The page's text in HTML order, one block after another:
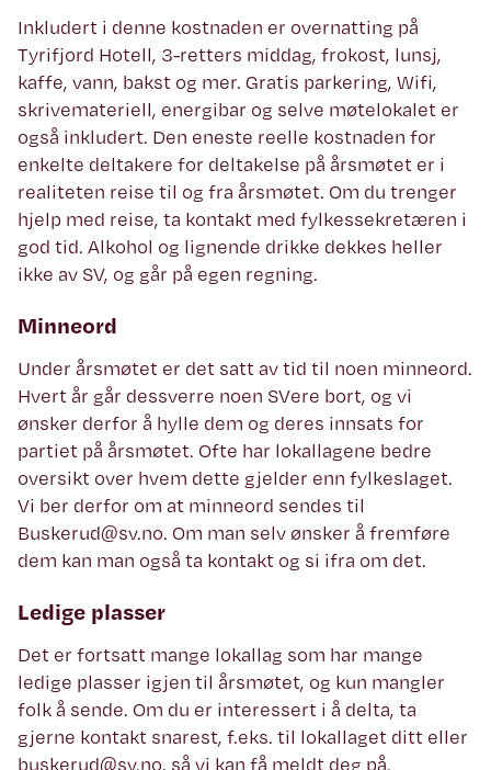
Inkludert i denne kostnaden er overnatting på
Tyrifjord Hotell, 3-retters middag, frokost, lunsj,
kaffe, vann, bakst og mer. Gratis parkering, Wifi,
skrivemateriell, energibar og selve møtelokalet er
også inkludert. Den eneste reelle kostnaden for
enkelte deltakere for deltakelse på årsmøtet er i
realiteten reise til og fra årsmøtet. Om du trenger
hjelp med reise, ta kontakt med fylkessekretæren i
god tid. Alkohol og lignende drikke dekkes heller
ikke av SV, og går på egen regning.
Minneord
Under årsmøtet er det satt av tid til noen minneord.
Hvert år går dessverre noen SVere bort, og vi
ønsker derfor å hylle dem og deres innsats for
partiet på årsmøtet. Ofte har lokallagene bedre
oversikt over hvem dette gjelder enn fylkeslaget.
Vi ber derfor om at minneord sendes til
Buskerud@sv.no. Om man selv ønsker å fremføre
dem kan man også ta kontakt og si ifra om det.
Ledige plasser
Det er fortsatt mange lokallag som har mange
ledige plasser igjen til årsmøtet, og kun mangler
folk å sende. Om du er interessert i å delta, ta
gjerne kontakt snarest, f.eks. til lokallaget ditt eller
buskerud@sv.no, så vi kan få meldt deg på.